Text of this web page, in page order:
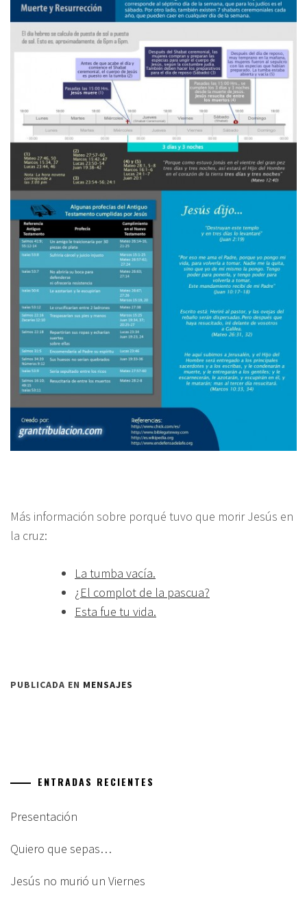
Más información sobre porqué tuvo que morir Jesús en
la cruz:
La tumba vacía.
¿El complot de la pascua?
Esta fue tu vida.
PUBLICADA EN MENSAJES
ENTRADAS RECIENTES
Presentación
Quiero que sepas…
Jesús no murió un Viernes